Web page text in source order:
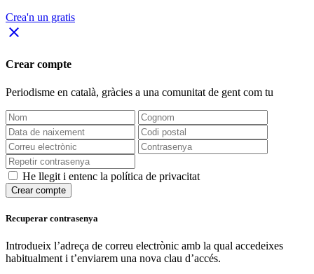
Crea'n un gratis
close
Crear compte
Periodisme en català, gràcies a una comunitat de gent com tu
He llegit i entenc la política de privacitat
Crear compte
Recuperar contrasenya
Introdueix l’adreça de correu electrònic amb la qual accedeixes
habitualment i t’enviarem una nova clau d’accés.